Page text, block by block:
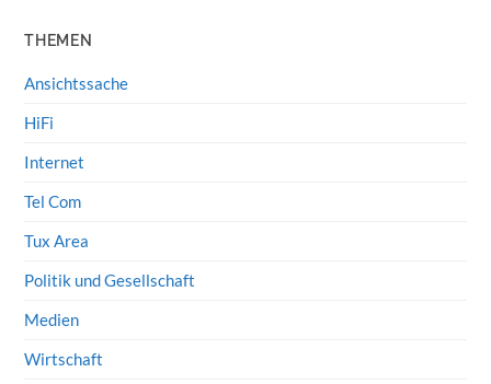
THEMEN
Ansichtssache
HiFi
Internet
Tel Com
Tux Area
Politik und Gesellschaft
Medien
Wirtschaft